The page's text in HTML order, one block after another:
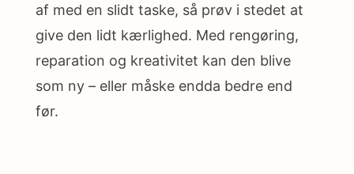
af med en slidt taske, så prøv i stedet at
give den lidt kærlighed. Med rengøring,
reparation og kreativitet kan den blive
som ny – eller måske endda bedre end
før.